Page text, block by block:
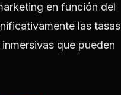
en función del
las tasas
que pueden